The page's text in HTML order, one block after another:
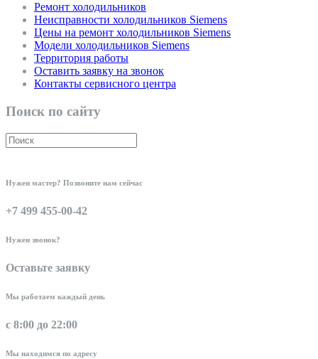
Ремонт холодильников
Неисправности холодильников Siemens
Цены на ремонт холодильников Siemens
Модели холодильников Siemens
Территория работы
Оставить заявку на звонок
Контакты сервисного центра
Поиск по сайту
Нужен мастер? Позвоните нам сейчас
+7 499 455-00-42
Нужен звонок?
Оставьте заявку
Мы работаем каждый день
с 8:00 до 22:00
Мы находимся по адресу